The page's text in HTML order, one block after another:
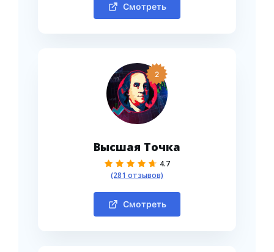
Смотреть
2
Высшая Точка
4.7
(281 отзывов)
Смотреть